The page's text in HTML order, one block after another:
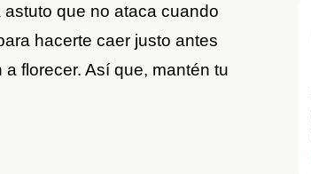
que no ataca cuando
hacerte caer justo antes
florecer. Así que, mantén tu